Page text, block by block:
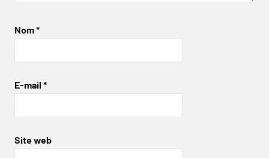
Nom*
E-mail *
Site web